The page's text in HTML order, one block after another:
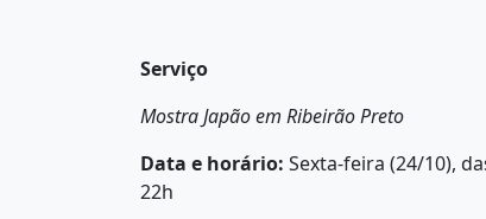
Serviço
Mostra Japão em Ribeirão Preto
Data e horário: Sexta-feira (24/10),
22h